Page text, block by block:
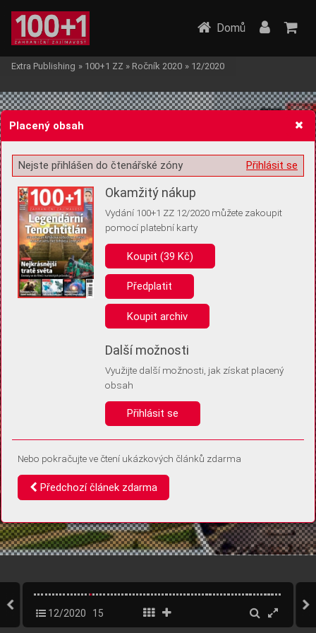
Žádost o souhlas s ukládáním volitelných informací
Pro základní fungování webu nepotřebujeme ukládat žádné informace
(tzv. cookies apod.). Rádi bychom vás ale požádali o souhlas s
uložením volitelných informací:
Anonymní unikátní ID
Díky němu příště poznáme, že se jedná o stejné zařízení, a
Identifikátor je zcela anonymní.
Vaše souhlasy a odmítnutí si ukládáme do vašeho zařízení, abychom se
vás už příště znovu neptali. Můžete je kdykoli později upravit ve Správě
Domů
Extra Publishing » 100+1 ZZ » Ročník 2020 » 12/2020
12/2020 15
Placený obsah
Přihlásit se
Nejste přihlášen do čtenářské zóny
Okamžitý nákup
Vydání 100+1 ZZ 12/2020 můžete zakoupit
pomocí platební karty
Koupit (39 Kč)
Předplatit
Koupit archiv
Další možnosti
Využijte další možnosti, jak získat placený
obsah
Přihlásit se
Nebo pokračujte ve čtení ukázkových článků zdarma
Předchozí článek zdarma